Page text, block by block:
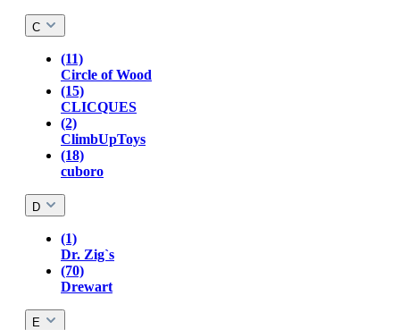
C
(11)
Circle of Wood
(15)
CLICQUES
(2)
ClimbUpToys
(18)
cuboro
D
(1)
Dr. Zig`s
(70)
Drewart
E